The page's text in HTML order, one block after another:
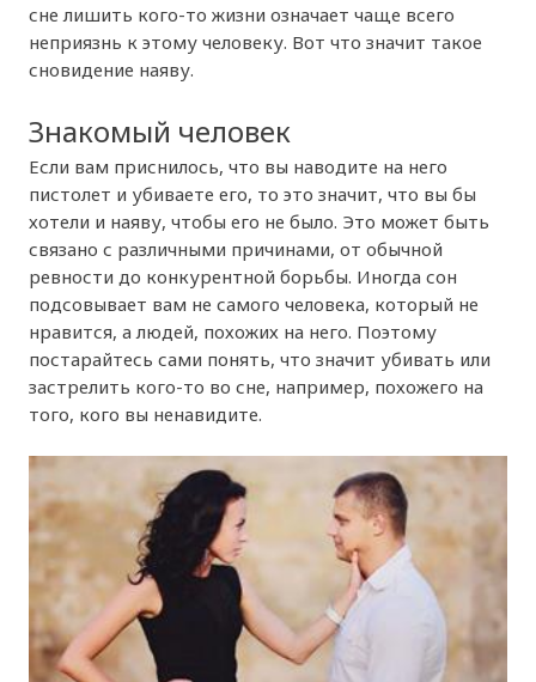
сне лишить кого-то жизни означает чаще всего
неприязнь к этому человеку. Вот что значит такое
сновидение наяву.
Знакомый человек
Если вам приснилось, что вы наводите на него
пистолет и убиваете его, то это значит, что вы бы
хотели и наяву, чтобы его не было. Это может быть
связано с различными причинами, от обычной
ревности до конкурентной борьбы. Иногда сон
подсовывает вам не самого человека, который не
нравится, а людей, похожих на него. Поэтому
постарайтесь сами понять, что значит убивать или
застрелить кого-то во сне, например, похожего на
того, кого вы ненавидите.